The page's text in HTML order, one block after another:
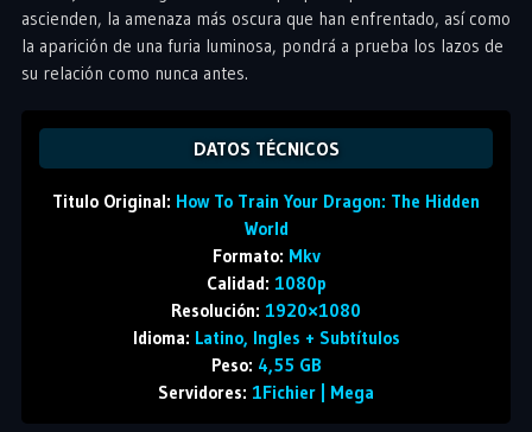
ascienden, la amenaza más oscura que han enfrentado, así como
la aparición de una furia luminosa, pondrá a prueba los lazos de
su relación como nunca antes.
DATOS TÉCNICOS
Titulo Original: How To Train Your Dragon: The Hidden
World
Formato: Mkv
Calidad: 1080p
Resolución: 1920×1080
Idioma: Latino, Ingles + Subtítulos
Peso: 4,55 GB
Servidores: 1Fichier | Mega